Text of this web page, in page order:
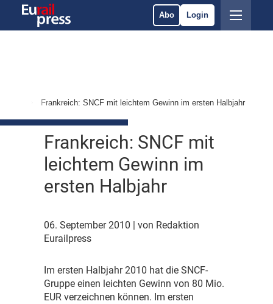
Abo Login
Frankreich: SNCF mit leichtem Gewinn im ersten Halbjahr
Frankreich: SNCF mit
leichtem Gewinn im
ersten Halbjahr
06. September 2010
| von Redaktion
Eurailpress
m ersten Halbjahr 2010 hat die SNCF-
Gruppe einen leichten Gewinn von 80 Mio.
EUR verzeichnen können. Im ersten